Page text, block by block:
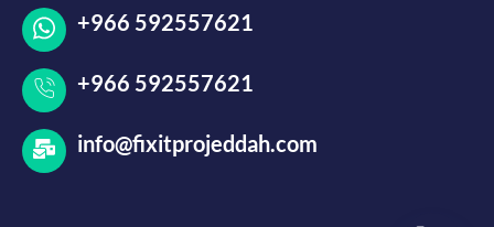
+966 592557621
+966 592557621
info@fixitprojeddah.com